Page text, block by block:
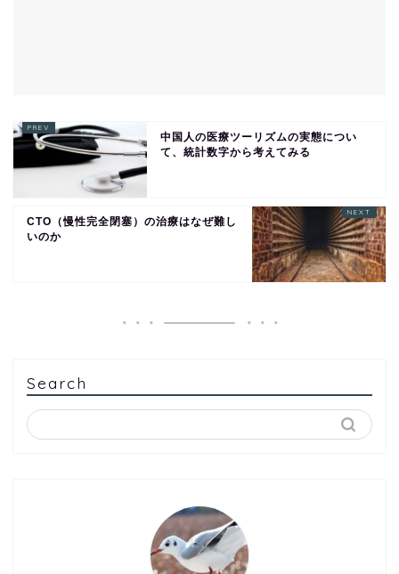
中国人の医療ツーリズムの実態につい
て、統計数字から考えてみる
CTO（慢性完全閉塞）の治療はなぜ難し
いのか
Search